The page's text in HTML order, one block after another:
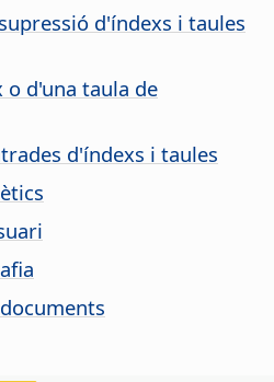
d'índexs i taules
d'una taula de
d'índexs i taules